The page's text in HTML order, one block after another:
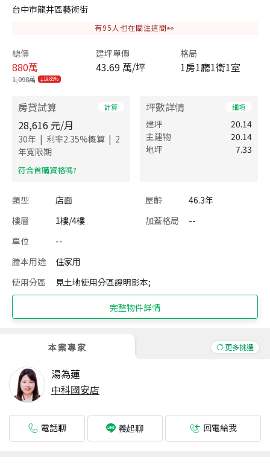
台中市龍井區藝術街
有95 人也在關注這間👀
總價
880萬
1,098萬 19.85%
建坪單價
43.69 萬/坪
格局
1房1廳1衛1室
房貸試算 計算
28,616 元/月
30年 | 利率2.35%概算 | 2
年寬限期
​符合首購資格嗎?
坪數詳情 細項
建坪
20.14
主建物
20.14
地坪
7.33
類型 店面 屋齡
46.3年
樓層
1樓/4樓 加蓋格局
--
車位
--
謄本用途
住家用
使用分區
見土地使用分區證明影本;
完整物件詳情
本案專家 更多挑選
湯為蓮
中科國安店
電話聊 義起聊 回電給我